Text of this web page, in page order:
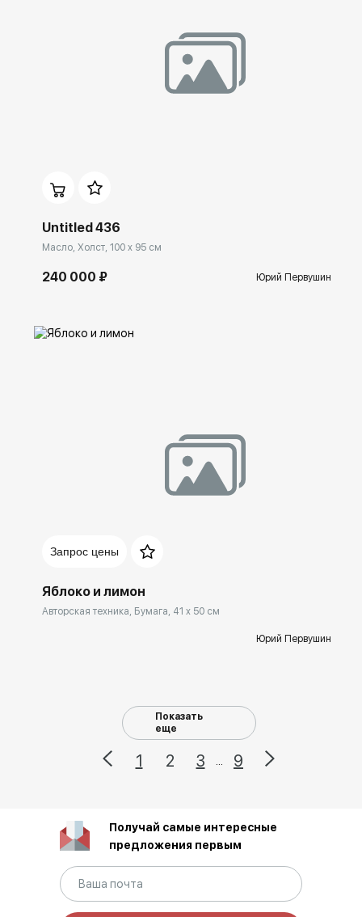
Untitled 436
Масло, Холст, 100 x 95 см
240 000 ₽ Юрий Первушин
Запрос цены
Яблоко и лимон
Авторская техника, Бумага, 41 x 50 см
Юрий Первушин
Показать
еще
1 2 3 ... 9
Получай самые интересные
предложения первым